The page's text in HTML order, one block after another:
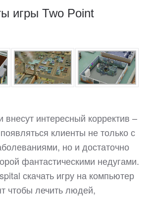
игры Two Point
внесут интересный корректив –
клиенты не только с
но и достаточно
фантастическими недугами.
скачать игру на компьютер
чтобы лечить людей,